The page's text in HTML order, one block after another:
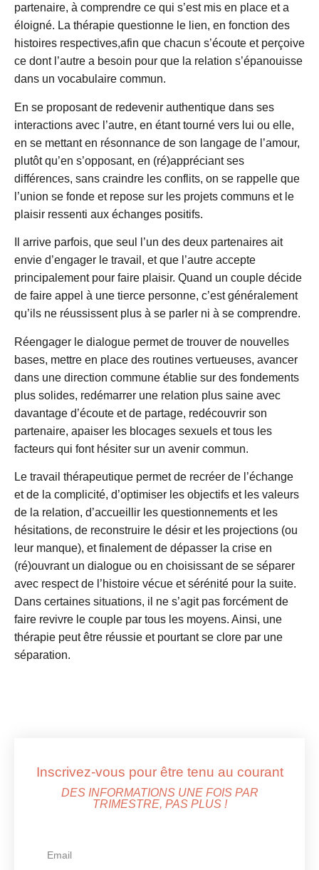
partenaire, à comprendre ce qui s’est mis en place et a
éloigné. La thérapie questionne le lien, en fonction des
histoires respectives,afin que chacun s’écoute et perçoive
ce dont l’autre a besoin pour que la relation s’épanouisse
dans un vocabulaire commun.
En se proposant de redevenir authentique dans ses
interactions avec l’autre, en étant tourné vers lui ou elle,
en se mettant en résonnance de son langage de l’amour,
plutôt qu’en s’opposant, en (ré)appréciant ses
différences, sans craindre les conflits, on se rappelle que
l’union se fonde et repose sur les projets communs et le
plaisir ressenti aux échanges positifs.
Il arrive parfois, que seul l’un des deux partenaires ait
envie d’engager le travail, et que l’autre accepte
principalement pour faire plaisir. Quand un couple décide
de faire appel à une tierce personne, c’est généralement
qu’ils ne réussissent plus à se parler ni à se comprendre.
Réengager le dialogue permet de trouver de nouvelles
bases, mettre en place des routines vertueuses, avancer
dans une direction commune établie sur des fondements
plus solides, redémarrer une relation plus saine avec
davantage d’écoute et de partage, redécouvrir son
partenaire, apaiser les blocages sexuels et tous les
facteurs qui font hésiter sur un avenir commun.
Le travail thérapeutique permet de recréer de l’échange
et de la complicité, d’optimiser les objectifs et les valeurs
de la relation, d’accueillir les questionnements et les
hésitations, de reconstruire le désir et les projections (ou
leur manque), et finalement de dépasser la crise en
(ré)ouvrant un dialogue ou en choisissant de se séparer
avec respect de l’histoire vécue et sérénité pour la suite.
Dans certaines situations, il ne s’agit pas forcément de
faire revivre le couple par tous les moyens. Ainsi, une
thérapie peut être réussie et pourtant se clore par une
séparation.
Inscrivez-vous pour être tenu au courant
DES INFORMATIONS UNE FOIS PAR
TRIMESTRE, PAS PLUS !